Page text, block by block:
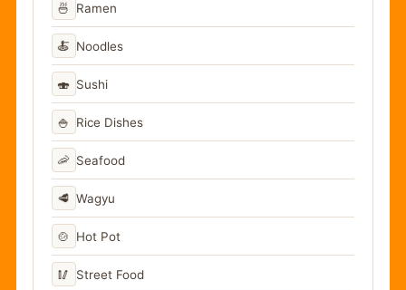
🍜 Ramen
🍝 Noodles
🍣 Sushi
🍚 Rice Dishes
🦐 Seafood
🥩 Wagyu
🍲 Hot Pot
🥢 Street Food